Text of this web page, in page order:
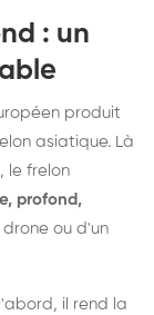
: un
produit
asiatique. Là
le frelon
profond,
ou d'un
il rend la